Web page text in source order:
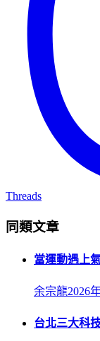
Threads
同類文章
當運動遇上
余宗龍2026
台北三大科